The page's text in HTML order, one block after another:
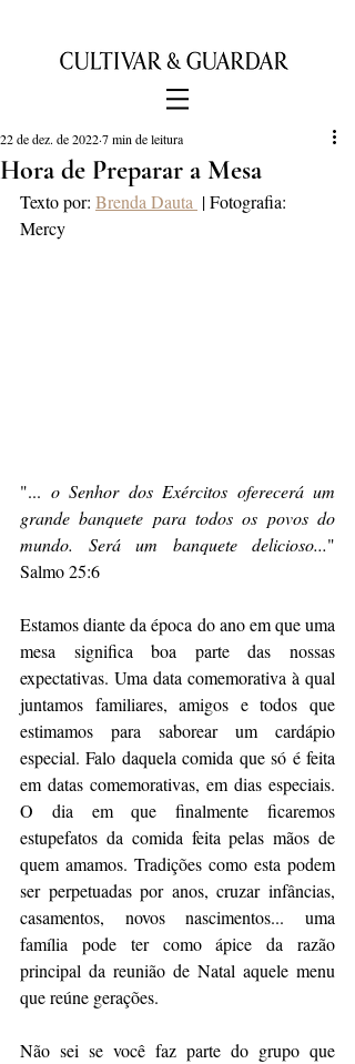
Hora de Preparar a Mesa
22 de dez. de 20227 min de leitura
Texto por: Brenda Dauta | Fotografia:
Mercy
"... o Senhor dos Exércitos oferecerá um
grande banquete para todos os povos do
mundo. Será um banquete delicioso..."
Salmo 25:6
Estamos diante da época do ano em que uma
mesa significa boa parte das nossas
expectativas. Uma data comemorativa à qual
juntamos familiares, amigos e todos que
estimamos para saborear um cardápio
especial. Falo daquela comida que só é feita
em datas comemorativas, em dias especiais.
O dia em que finalmente ficaremos
estupefatos da comida feita pelas mãos de
quem amamos. Tradições como esta podem
ser perpetuadas por anos, cruzar infâncias,
casamentos, novos nascimentos... uma
família pode ter como ápice da razão
principal da reunião de Natal aquele menu
que reúne gerações.
Não sei se você faz parte do grupo que